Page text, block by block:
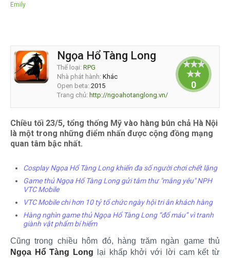
Emily
Ngọa Hổ Tàng Long
Thể loại: RPG
Nhà phát hành: Khác
Open beta: 2015
Trang chủ: http://ngoahotanglong.vn/
0
Chiều tối 23/5, tổng thống Mỹ vào hàng bún chả Hà Nội
là một trong những điểm nhấn được cộng đồng mạng
quan tâm bậc nhất.
Cosplay Ngọa Hổ Tàng Long khiến đa số người chơi chết lặng
Game thủ Ngọa Hổ Tàng Long gửi tâm thư "mắng yêu" NPH
VTC Mobile
VTC Mobile chi hơn 10 tỷ tổ chức ngày hội tri ân khách hàng
Hàng nghìn game thủ Ngọa Hổ Tàng Long “đổ máu” vì tranh
giành vật phẩm bí hiểm
Cũng trong chiều hôm đó, hàng trăm ngàn game thủ
Ngọa Hổ Tàng Long lại khấp khởi với lời cam kết từ